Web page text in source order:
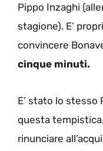
Pippo Inzaghi
stagione). E’
convincere
cinque minuti.
E’ stato lo stesso
questa
rinunciare